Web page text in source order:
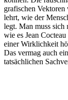
grafischen
lehrt, wie der
legt. Man muss sich
wie es Jean
einer Wirklichkeit
Das vermag auch
tatsächlichen